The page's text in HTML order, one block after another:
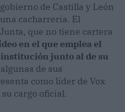
de Castilla y León
cacharrería. El
que no tiene cartera
en el que emplea el
junto al de su
de sus
como líder de Vox
cargo oficial.